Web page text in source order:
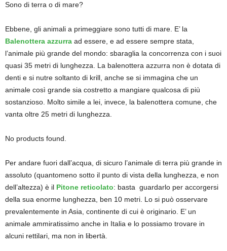
Sono di terra o di mare?
Ebbene, gli animali a primeggiare sono tutti di mare. E’ la
Balenottera azzurra ad essere, e ad essere sempre stata,
l’animale più grande del mondo: sbaraglia la concorrenza con i suoi
quasi 35 metri di lunghezza. La balenottera azzurra non è dotata di
denti e si nutre soltanto di krill, anche se si immagina che un
animale così grande sia costretto a mangiare qualcosa di più
sostanzioso. Molto simile a lei, invece, la balenottera comune, che
vanta oltre 25 metri di lunghezza.
No products found.
Per andare fuori dall’acqua, di sicuro l’animale di terra più grande in
assoluto (quantomeno sotto il punto di vista della lunghezza, e non
dell’altezza) è il Pitone reticolato: basta guardarlo per accorgersi
della sua enorme lunghezza, ben 10 metri. Lo si può osservare
prevalentemente in Asia, continente di cui è originario. E’ un
animale ammiratissimo anche in Italia e lo possiamo trovare in
alcuni rettilari, ma non in libertà.